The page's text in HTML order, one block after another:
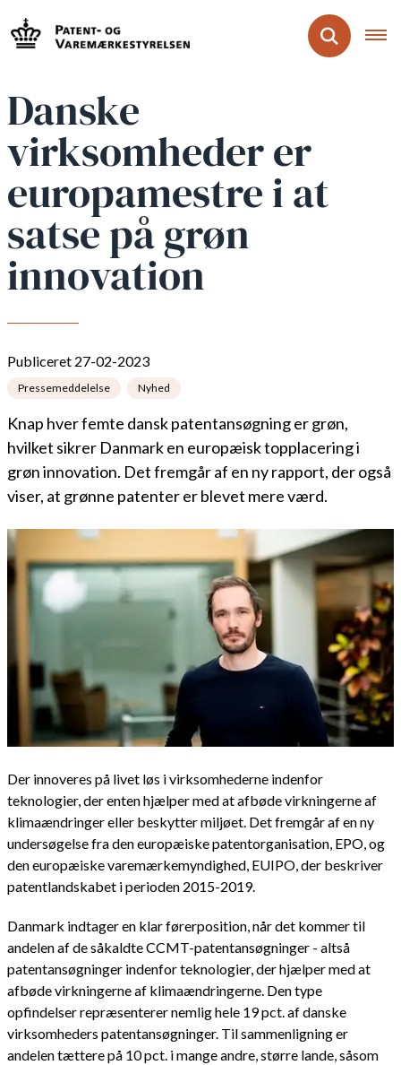
Danske
virksomheder er
europamestre i at
satse på grøn
innovation
Publiceret 27-02-2023
Pressemeddelelse Nyhed
Knap hver femte dansk patentansøgning er grøn,
hvilket sikrer Danmark en europæisk topplacering i
grøn innovation. Det fremgår af en ny rapport, der også
viser, at grønne patenter er blevet mere værd.
Der innoveres på livet løs i virksomhederne indenfor
teknologier, der enten hjælper med at afbøde virkningerne af
klimaændringer eller beskytter miljøet. Det fremgår af en ny
undersøgelse fra den europæiske patentorganisation, EPO, og
den europæiske varemærkemyndighed, EUIPO, der beskriver
patentlandskabet i perioden 2015-2019.
Danmark indtager en klar førerposition, når det kommer til
andelen af de såkaldte CCMT-patentansøgninger - altså
patentansøgninger indenfor teknologier, der hjælper med at
afbøde virkningerne af klimaændringerne. Den type
opfindelser repræsenterer nemlig hele 19 pct. af danske
virksomheders patentansøgninger. Til sammenligning er
andelen tættere på 10 pct. i mange andre, større lande, såsom